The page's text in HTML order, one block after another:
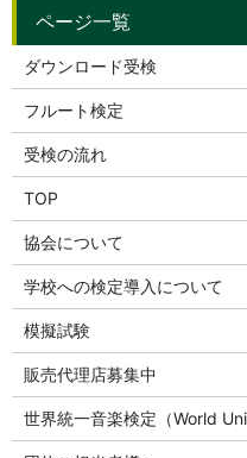
ダウンロード受検
フルート検定
受検の流れ
TOP
協会について
学校への検定導入について
模擬試験
販売代理店募集中
世界統一音楽検定（World